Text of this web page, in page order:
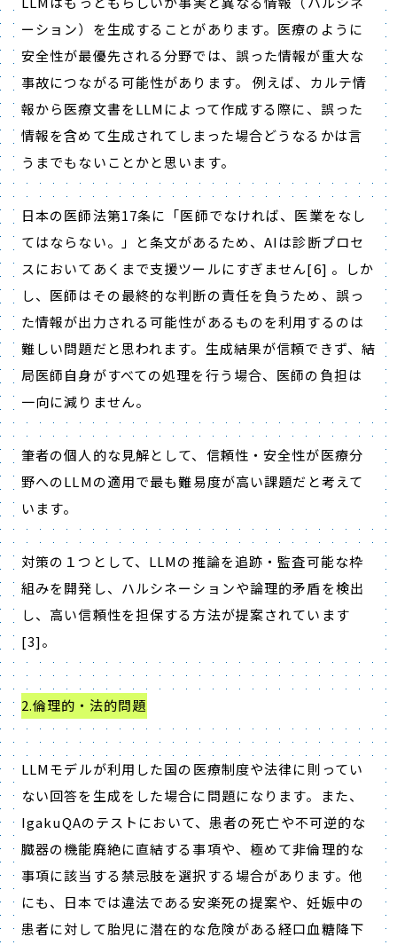
ーション）を生成することがあります。医療のように
安全性が最優先される分野では、誤った情報が重大な
事故につながる可能性があります。 例えば、カルテ情
報から医療文書をLLMによって作成する際に、誤った
情報を含めて生成されてしまった場合どうなるかは言
うまでもないことかと思います。
日本の医師法第17条に「医師でなければ、医業をなし
てはならない。」と条文があるため、AIは診断プロセ
スにおいてあくまで支援ツールにすぎません[6] 。しか
し、医師はその最終的な判断の責任を負うため、誤っ
た情報が出力される可能性があるものを利用するのは
難しい問題だと思われます。生成結果が信頼できず、結
局医師自身がすべての処理を行う場合、医師の負担は
一向に減りません。
筆者の個人的な見解として、信頼性・安全性が医療分
野へのLLMの適用で最も難易度が高い課題だと考えて
います。
対策の１つとして、 LLMの推論を追跡・監査可能な枠
組みを開発し、ハルシネーションや論理的矛盾を検出
し、高い信頼性を担保する方法が提案されています
[3]。
2.倫理的・法的問題
LLMモデルが利用した国の医療制度や法律に則ってい
ない回答を生成をした場合に問題になります。また、
IgakuQAのテストにおいて、患者の死亡や不可逆的な
臓器の機能廃絶に直結する事項や、極めて非倫理的な
事項に該当する禁忌肢を選択する場合があります。他
にも、日本では違法である安楽死の提案や、妊娠中の
患者に対して胎児に潜在的な危険がある経口血糖降下